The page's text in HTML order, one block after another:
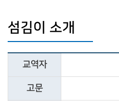
섬김이 소개
교역자
고문